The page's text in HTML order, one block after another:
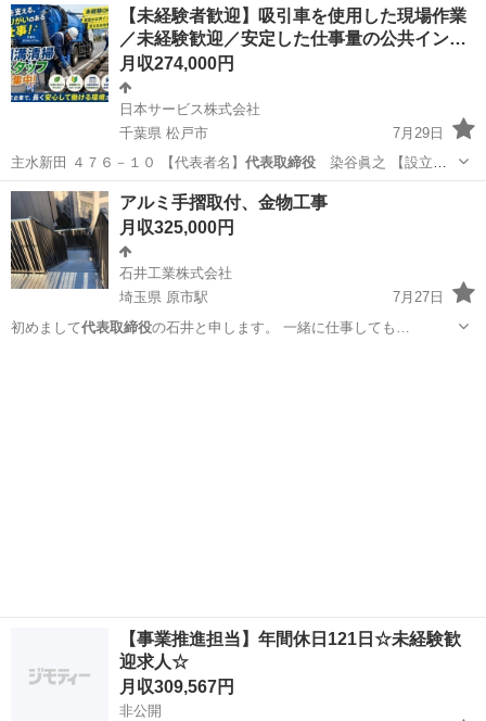
【未経験者歓迎】吸引車を使用した現場作業
／未経験歓迎／安定した仕事量の公共イン…
月収274,000円
日本サービス株式会社
千葉県 松戸市
7月29日
主水新田 ４７６－１０ 【代表者名】 代表取締役染谷眞之 【設立年
月】1966年7…
千葉 松戸市 工場
アルミ手摺取付、金物工事
月収325,000円
石井工業株式会社
埼玉県 原市駅
7月27日
初めまして代表取締役の石井と申します。 一緒に仕事しても…
【事業推進担当】年間休日121日☆未経験歓
迎求人☆
月収309,567円
非公開